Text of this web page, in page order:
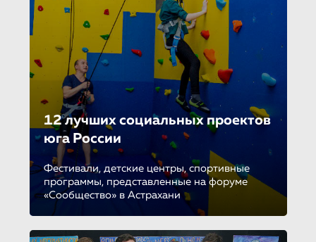
12 лучших социальных проектов
юга России
Фестивали, детские центры, спортивные
программы, представленные на форуме
«Сообщество» в Астрахани